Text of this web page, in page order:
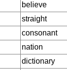
believe
straight
consonant
nation
dictionary